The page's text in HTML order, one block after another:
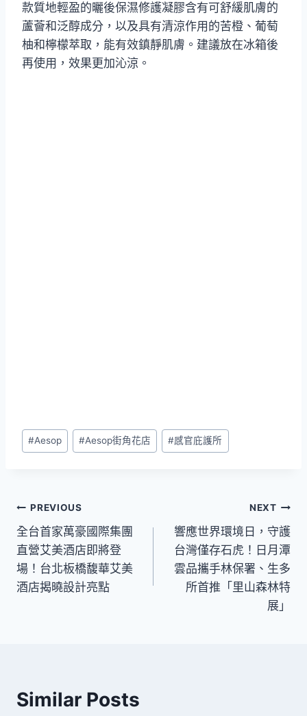
款質地輕盈的曬後保濕修護凝膠含有可舒緩肌膚的
蘆薈和泛醇成分，以及具有清涼作用的苦橙、葡萄
柚和檸檬萃取，能有效鎮靜肌膚。建議放在冰箱後
再使用，效果更加沁涼。
Post
Tags:
#Aesop #Aesop街角花店 #感官庇護所
文
章
導
覽
PREVIOUS
全台首家萬豪國際集團
直營艾美酒店即將登
場！台北板橋馥華艾美
酒店揭曉設計亮點
NEXT
響應世界環境日，守護
台灣僅存石虎！日月潭
雲品攜手林保署、生多
所首推「里山森林特
展」
Similar Posts